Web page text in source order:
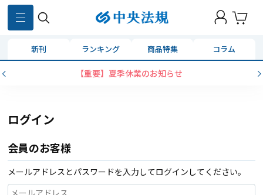
新刊 ランキング 商品特集 コラム
【重要】夏季休業のお知らせ
ログイン
会員のお客様
メールアドレスとパスワードを入力してログインしてください。